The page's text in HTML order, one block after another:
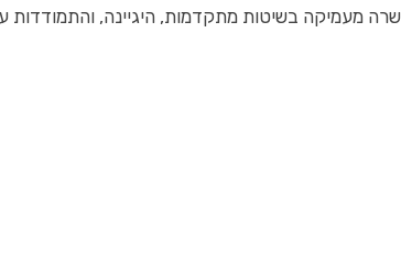
מעמיקה בשיטות מתקדמות, היגיינה,